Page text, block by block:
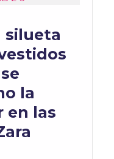
silueta
la
en las